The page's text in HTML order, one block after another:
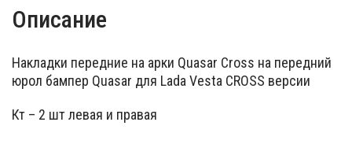
Описание
Накладки передние на арки Quasar Cross на передний
юрол бампер Quasar для Lada Vesta CROSS версии
Кт – 2 шт левая и правая